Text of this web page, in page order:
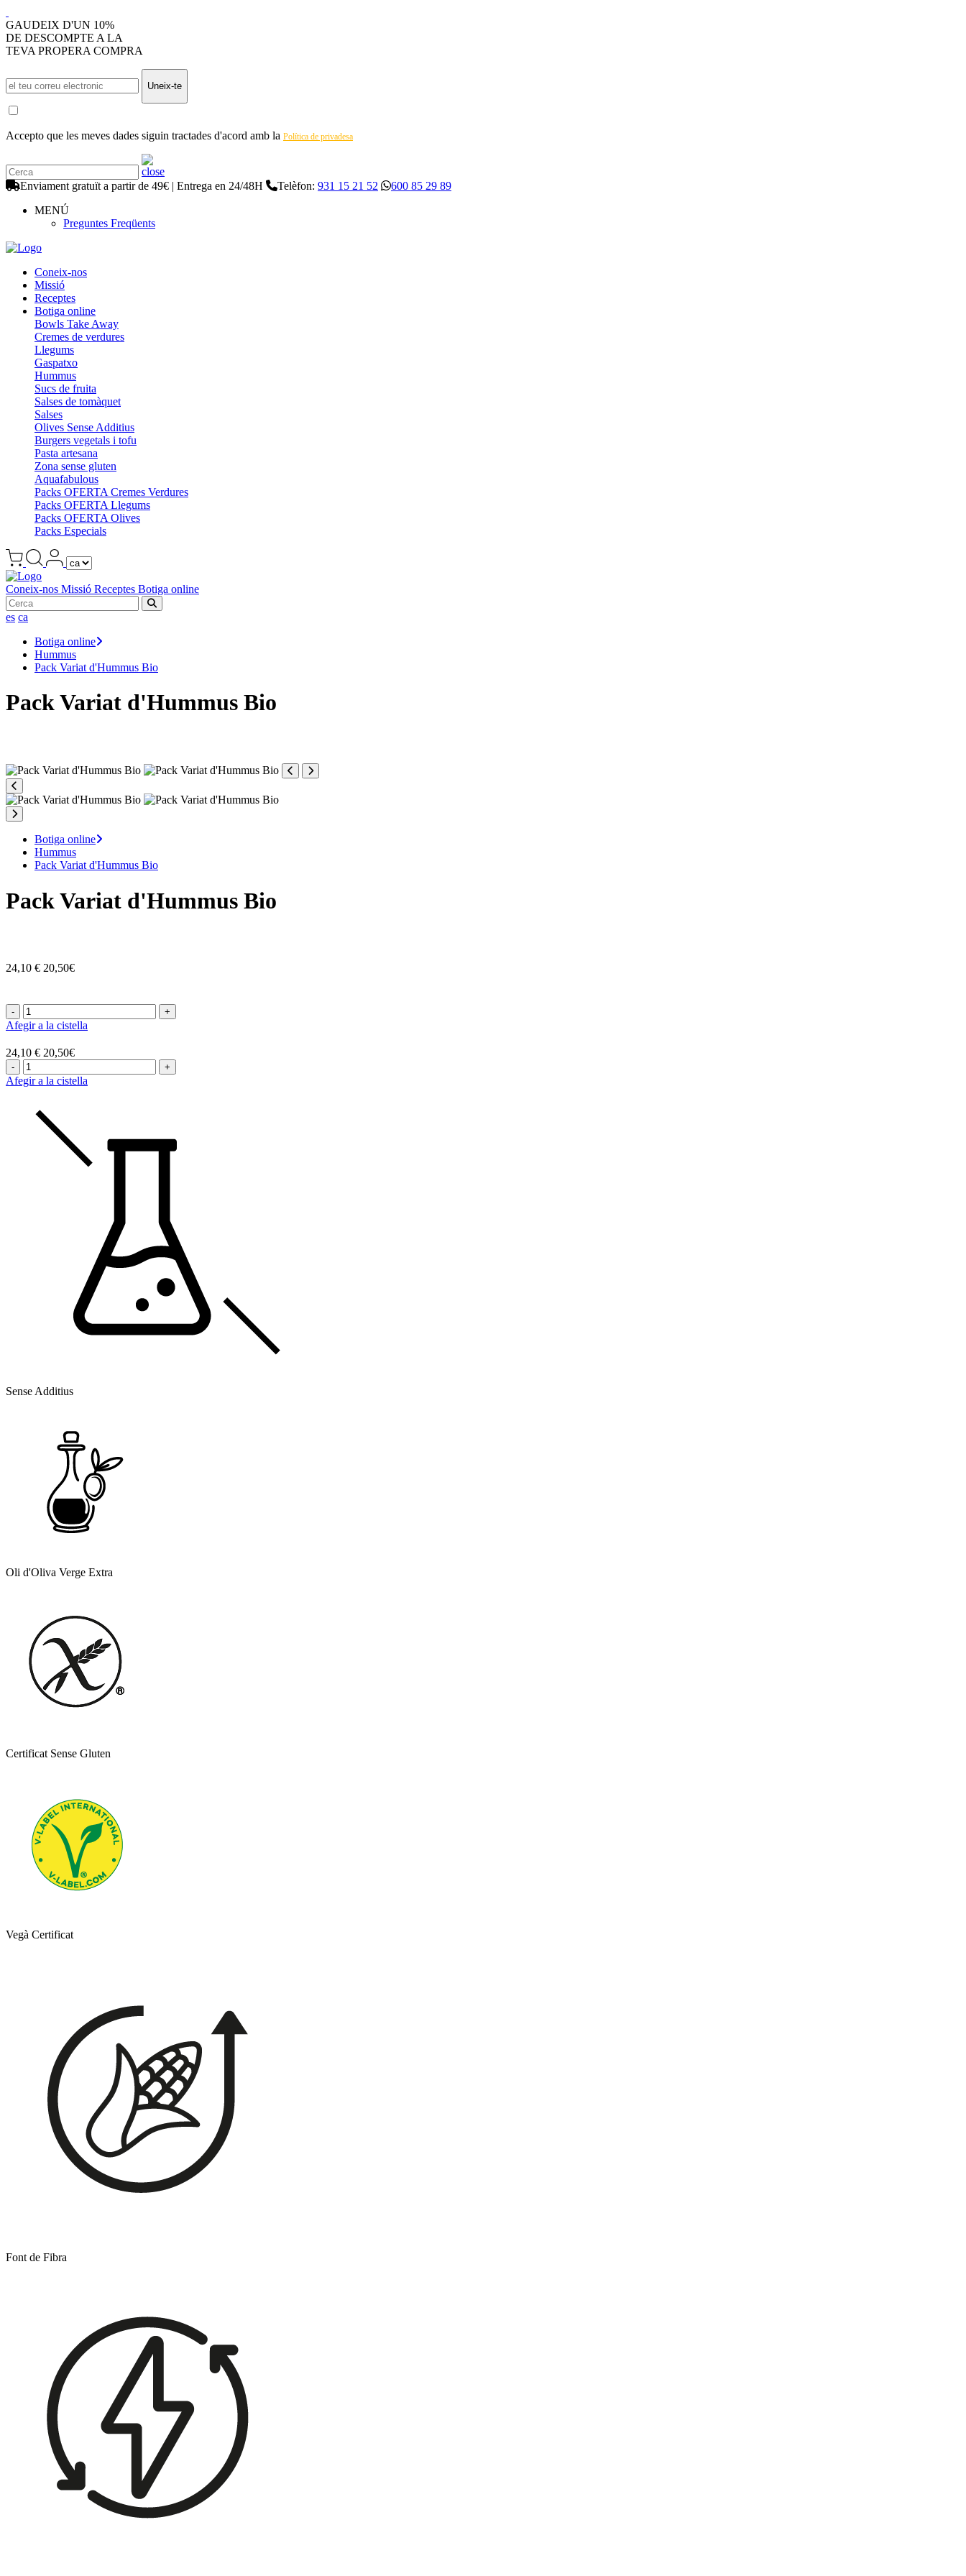
GAUDEIX D'UN 10%
DE DESCOMPTE A LA
TEVA PROPERA COMPRA
Uneix-te
Accepto que les meves dades siguin tractades d'acord amb la Política de privadesa
Enviament gratuït a partir de 49€ | Entrega en 24/48H Telèfon: 931 15 21 52
600 85 29 89
MENÚ
Preguntes Freqüents
Coneix-nos
Missió
Receptes
Botiga online
Bowls Take Away
Cremes de verdures
Llegums
Gaspatxo
Hummus
Sucs de fruita
Salses de tomàquet
Salses
Olives Sense Additius
Burgers vegetals i tofu
Pasta artesana
Zona sense gluten
Aquafabulous
Packs OFERTA Cremes Verdures
Packs OFERTA Llegums
Packs OFERTA Olives
Packs Especials
Coneix-nos Missió Receptes Botiga online
es ca
Botiga online
Hummus
Pack Variat d'Hummus Bio
Pack Variat d'Hummus Bio
Botiga online
Hummus
Pack Variat d'Hummus Bio
Pack Variat d'Hummus Bio
24,10 € 20,50€
- +
Afegir a la cistella
24,10 € 20,50€
- +
Afegir a la cistella
Sense Additius
Oli d'Oliva Verge Extra
Certificat Sense Gluten
Vegà Certificat
Font de Fibra